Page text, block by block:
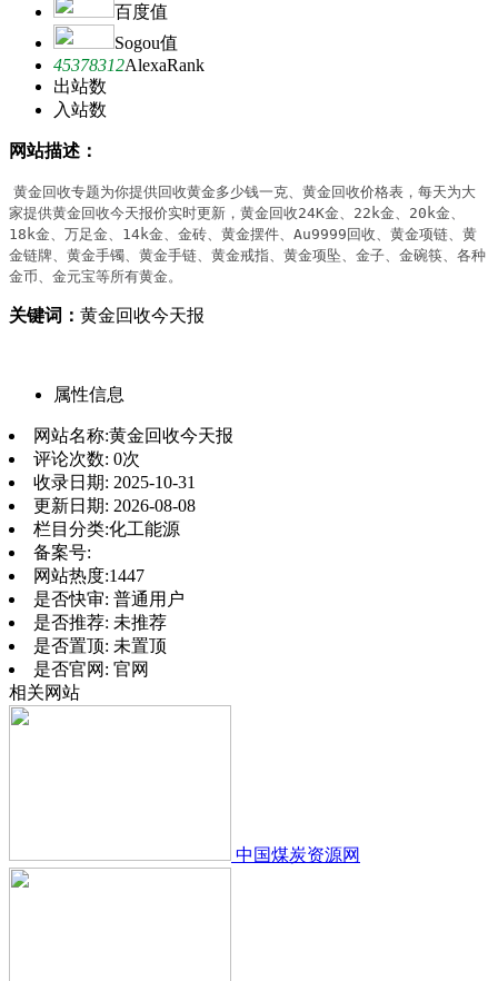
百度值
Sogou值
45378312AlexaRank
出站数
入站数
网站描述：
黄金回收专题为你提供回收黄金多少钱一克、黄金回收价格表，每天为大
家提供黄金回收今天报价实时更新，黄金回收24K金、22k金、20k金、
18k金、万足金、14k金、金砖、黄金摆件、Au9999回收、黄金项链、黄
金链牌、黄金手镯、黄金手链、黄金戒指、黄金项坠、金子、金碗筷、各种
金币、金元宝等所有黄金。
关键词： 黄金回收今天报
属性信息
网站名称:黄金回收今天报
评论次数: 0次
收录日期: 2025-10-31
更新日期: 2026-08-08
栏目分类:化工能源
备案号:
网站热度:1447
是否快审: 普通用户
是否推荐: 未推荐
是否置顶: 未置顶
是否官网: 官网
相关网站
中国煤炭资源网